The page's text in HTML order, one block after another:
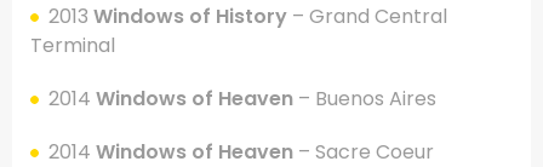
2013 Windows of History – Grand Central
Terminal
2014 Windows of Heaven – Buenos Aires
2014 Windows of Heaven – Sacre Coeur